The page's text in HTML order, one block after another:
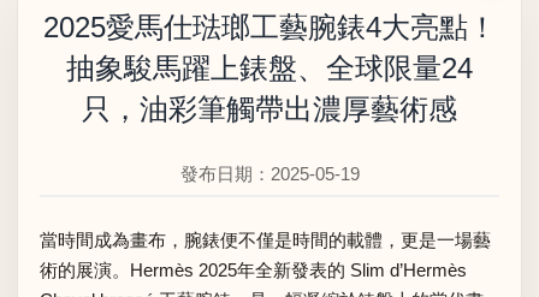
2025愛馬仕琺瑯工藝腕錶4大亮點！
抽象駿馬躍上錶盤、全球限量24
只，油彩筆觸帶出濃厚藝術感
發布日期：2025-05-19
當時間成為畫布，腕錶便不僅是時間的載體，更是一場藝
術的展演。Hermès 2025年全新發表的 Slim d’Hermès